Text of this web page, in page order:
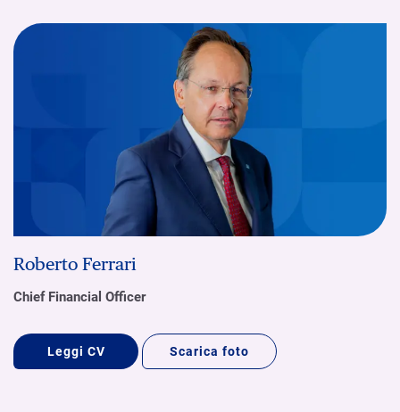
Roberto Ferrari
Chief Financial Officer
Leggi CV Scarica foto